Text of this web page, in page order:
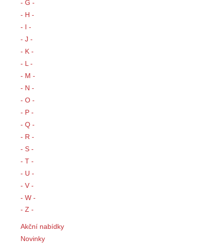
- G -
- H -
- I -
- J -
- K -
- L -
- M -
- N -
- O -
- P -
- Q -
- R -
- S -
- T -
- U -
- V -
- W -
- Z -
Akční nabídky
Novinky